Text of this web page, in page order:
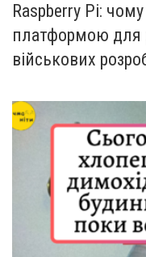
Raspberry Pi:
платформою для
військових